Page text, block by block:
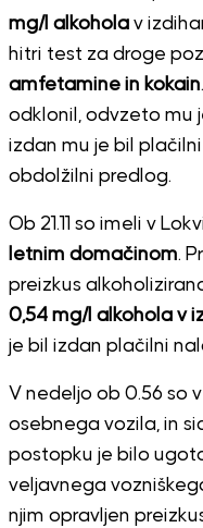
mg/l alkoholav
hitri test za droge
amfetamine in kokain
odklonil, odvzeto mu
izdan mu je bil
obdolžilni predlog.
Ob 21.11 so imeli v
letnim domačinom.
preizkus
0,54 mg/l alkohola v
je bil izdan plačilni
V nedeljo ob 0.56 so
osebnega vozila, in
postopku je bilo
veljavnega
njim opravljen